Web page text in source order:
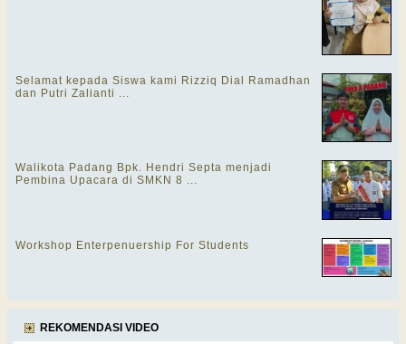
Selamat kepada Siswa kami Rizziq Dial Ramadhan
dan Putri Zalianti ...
Walikota Padang Bpk. Hendri Septa menjadi
Pembina Upacara di SMKN 8 ...
Workshop Enterpenuership For Students
REKOMENDASI VIDEO